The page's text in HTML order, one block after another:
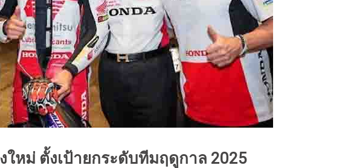
ใหม่ ตั้งเป้ายกระดับทีมฤดูกาล 2025